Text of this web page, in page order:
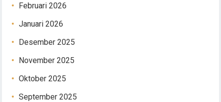
Februari 2026
Januari 2026
Desember 2025
November 2025
Oktober 2025
September 2025